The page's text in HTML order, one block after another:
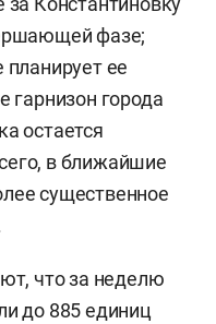
фазе;
ее
гарнизон города
остается
в ближайшие
существенное
что за неделю
до 885 единиц